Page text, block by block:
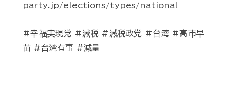
party.jp/elections/types/national
#幸福実現党 #減税 #減税政党 #台湾 #高市早
苗 #台湾有事 #減量